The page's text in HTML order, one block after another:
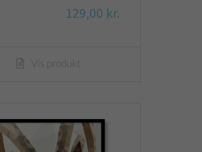
129,00 kr.
Vis produkt